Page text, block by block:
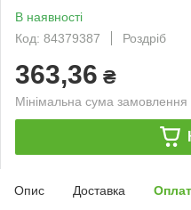
В наявності
Код: 84379387
Роздріб
363,36 ₴
Мінімальна сума
Опис Доставка